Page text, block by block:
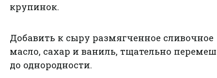
крупинок.
Добавить к сыру размягченное сливочное
масло, сахар и ваниль, тщательно
до однородности.